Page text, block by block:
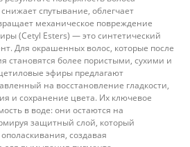
спутывание, облегчает
механическое повреждение
(Cetyl Esters) — это синтетический
Для окрашенных волос, которые после
становятся более пористыми, сухими и
эфиры предлагают
на восстановление гладкости,
и сохранение цвета. Их ключевое
в воде: они остаются на
защитный слой, который
создавая